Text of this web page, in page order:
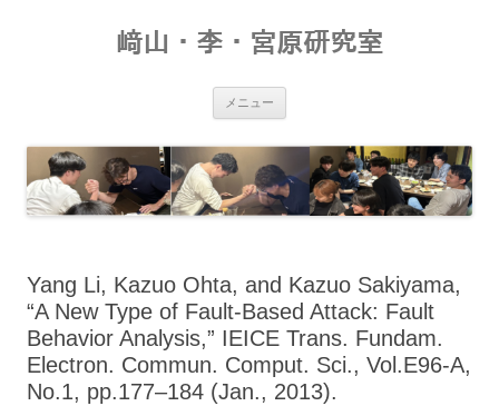
プ
﨑山・李・宮原研究室
メニュー
Yang Li, Kazuo Ohta, and Kazuo Sakiyama,
“A New Type of Fault-Based Attack: Fault
Behavior Analysis,” IEICE Trans. Fundam.
Electron. Commun. Comput. Sci., Vol.E96-A,
No.1, pp.177–184 (Jan., 2013).